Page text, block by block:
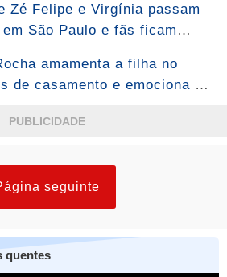
Zé Felipe e Virgínia passam
São Paulo e fãs ficam
amamenta a filha no
de casamento e emociona a
PUBLICIDADE
seguinte
quentes